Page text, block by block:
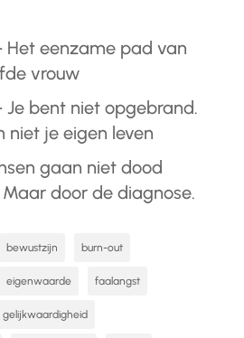
Het eenzame pad van
vrouw
Je bent niet opgebrand.
niet je eigen leven
gaan niet dood
door de diagnose.
bewustzijn burn-out
eigenwaarde faalangst
gelijkwaardigheid